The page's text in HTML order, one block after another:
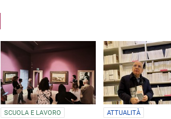
SCUOLA E LAVORO ATTUALITÀ